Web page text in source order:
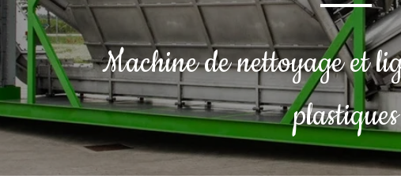
Machine de nettoyage et
plastiques